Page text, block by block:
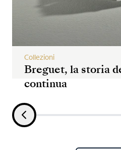
Breguet, la storia
continua
Collezioni